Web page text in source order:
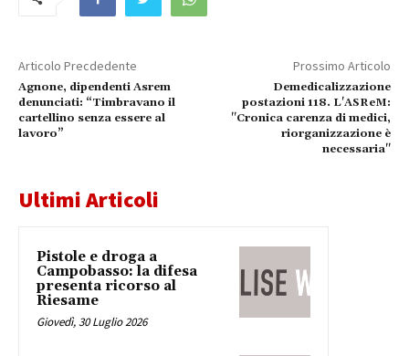
Articolo Precdedente
Agnone, dipendenti Asrem
denunciati: “Timbravano il
cartellino senza essere al
lavoro”
Prossimo Articolo
Demedicalizzazione
postazioni 118. L'ASReM:
"Cronica carenza di medici,
riorganizzazione è
necessaria"
Ultimi Articoli
Pistole e droga a
Campobasso: la difesa
presenta ricorso al
Riesame
Giovedì, 30 Luglio 2026